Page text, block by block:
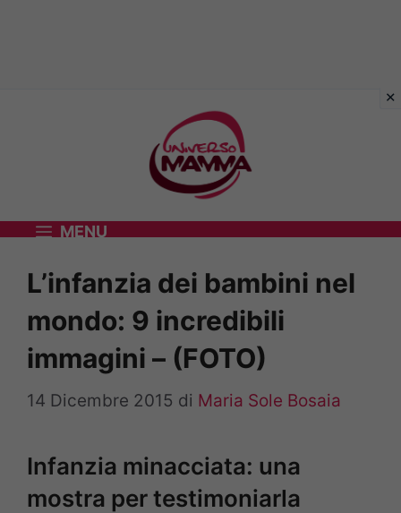
MENU
L’infanzia dei bambini nel
mondo: 9 incredibili
immagini – (FOTO)
14 Dicembre 2015 di Maria Sole Bosaia
Infanzia minacciata: una
mostra per testimoniarla